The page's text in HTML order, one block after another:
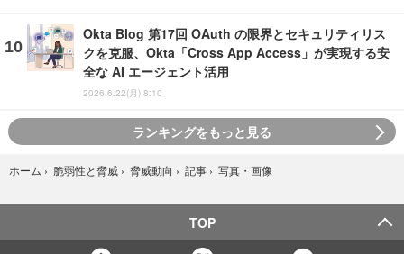
Okta Blog 第17回 OAuth の限界とセキュリティリス
クを克服、Okta「Cross App Access」が実現する安
全な AI エージェント活用
2026.6.22(月) 8:10
ランキングをもっと見る
ホーム › 脆弱性と脅威 › 脅威動向 › 記事 › 写真・画像
TOP